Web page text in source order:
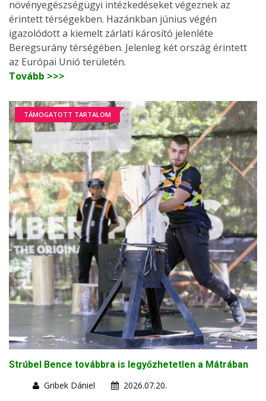
növényegészségügyi intézkedéseket végeznek az
érintett térségekben. Hazánkban június végén
igazolódott a kiemelt zárlati károsító jelenléte
Beregsurány térségében. Jelenleg két ország érintett
az Európai Unió területén.
Tovább >>>
TÁMOGATOTT TARTALOM
Strúbel Bence továbbra is legyőzhetetlen a Mátrában
Gribek Dániel
2026.07.20.